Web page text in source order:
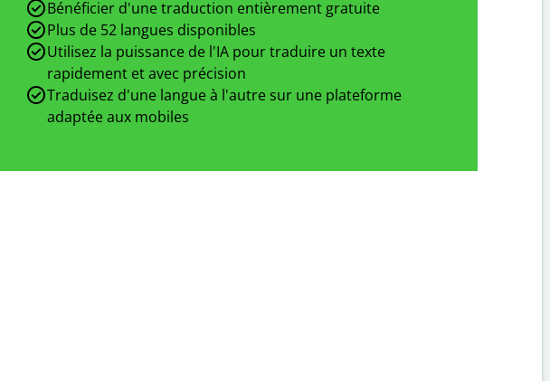
Bénéficier d'une traduction entièrement gratuite
Plus de 52 langues disponibles
Utilisez la puissance de l'IA pour traduire un texte
rapidement et avec précision
Traduisez d'une langue à l'autre sur une plateforme
adaptée aux mobiles